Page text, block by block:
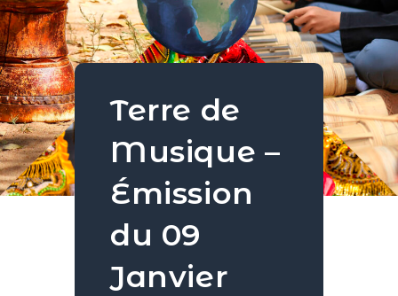
Terre de
Musique –
Émission
du 09
Janvier